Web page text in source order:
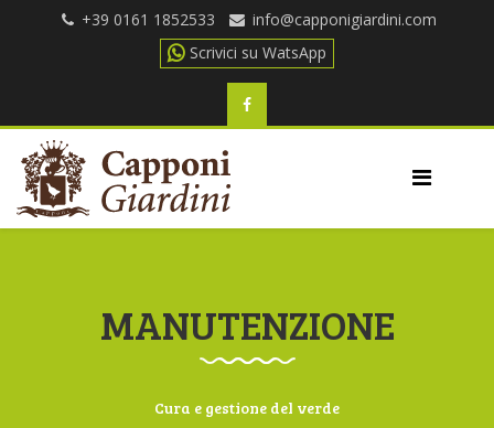
+39 0161 1852533
Scrivici su WatsApp
MANUTENZIONE
Cura e gestione del verde